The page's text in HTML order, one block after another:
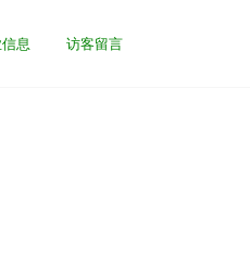
息 访客留言